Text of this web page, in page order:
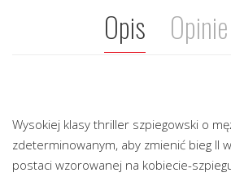
Opis
Wysokiej klasy thriller szpiegowski o
zdeterminowanym, aby zmienić bieg II
postaci wzorowanej na kobiecie-